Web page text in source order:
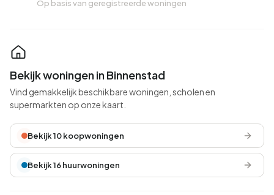
Op basis van geregistreerde woningen
Bekijk woningen in Binnenstad
Vind gemakkelijk beschikbare woningen, scholen en
supermarkten op onze kaart.
Bekijk 10 koopwoningen
Bekijk 16 huurwoningen